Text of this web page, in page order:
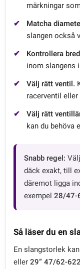
märkningar
Matcha
slangen också
Kontrollera
inom slangens
Välj rätt ventil.
racerventil
Välj rätt
kan du behöva
Snabb regel:
däck exakt, till
däremot ligga
exempel 28/47-
Så läser du en
En slangstorlek
eller 29” 47/62-622